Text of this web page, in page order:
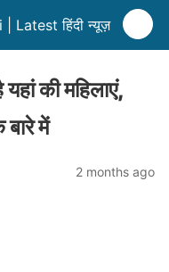
Latest हिंदी न्यूज़
की महिलाएं,
में
2 months ago